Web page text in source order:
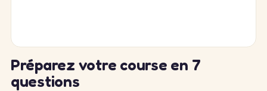
Préparez votre course en 7
questions